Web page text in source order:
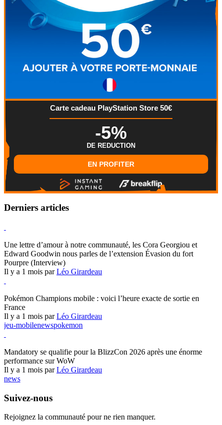
Carte cadeau PlayStation Store 50€
-5%
DE REDUCTION
EN PROFITER
Derniers articles
Une lettre d’amour à notre communauté, les Cora Georgiou et
Edward Goodwin nous parles de l’extension Évasion du fort
Pourpre (Interview)
Il y a 1 mois parLéo Girardeau
Pokémon Champions mobile : voici l’heure exacte de sortie en
France
Il y a 1 mois parLéo Girardeau
jeu-mobilenewspokemon
Mandatory se qualifie pour la BlizzCon 2026 après une énorme
performance sur WoW
Il y a 1 mois parLéo Girardeau
news
Suivez-nous
Rejoignez la communauté pour ne rien manquer.